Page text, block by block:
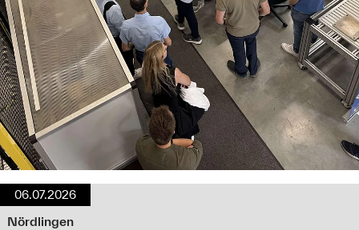
06.07.2026
Nördlingen